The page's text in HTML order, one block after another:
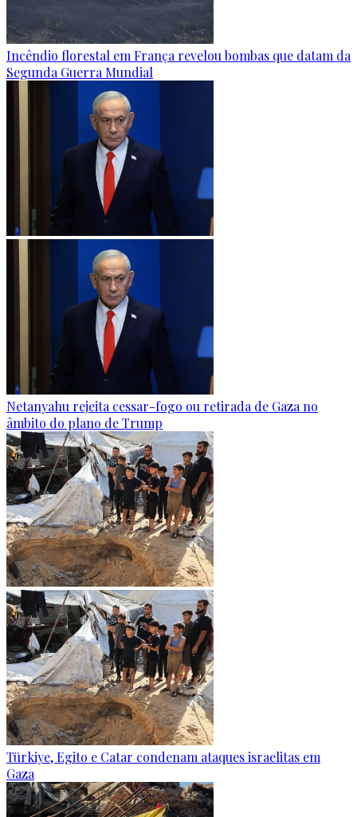
Incêndio florestal em França revelou bombas que datam da
Segunda Guerra Mundial
Netanyahu rejeita cessar-fogo ou retirada de Gaza no
âmbito do plano de Trump
Türkiye, Egito e Catar condenam ataques israelitas em
Gaza